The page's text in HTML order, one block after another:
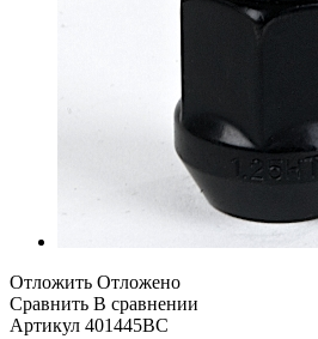
Отложить Отложено
Сравнить В сравнении
Артикул 401445BC